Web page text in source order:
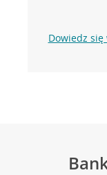
Dowiedz się